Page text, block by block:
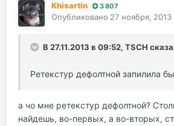
Khisartin 3 807
Опубликовано 27 ноября, 2013
В 27.11.2013 в 09:52, TSCH
Ретекстур дефолтной запилила
а чо мне ретекстур дефолтной?
найдешь, во-первых, а во-вторых,